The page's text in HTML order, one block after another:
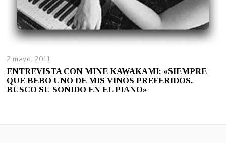
2 mayo, 2011
ENTREVISTA CON MINE KAWAKAMI: «SIEMPRE
QUE BEBO UNO DE MIS VINOS PREFERIDOS,
BUSCO SU SONIDO EN EL PIANO»